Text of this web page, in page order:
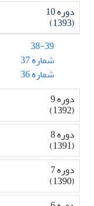
دوره 10
(1393)
38-39
شماره 37
شماره 36
دوره 9
(1392)
دوره 8
(1391)
دوره 7
(1390)